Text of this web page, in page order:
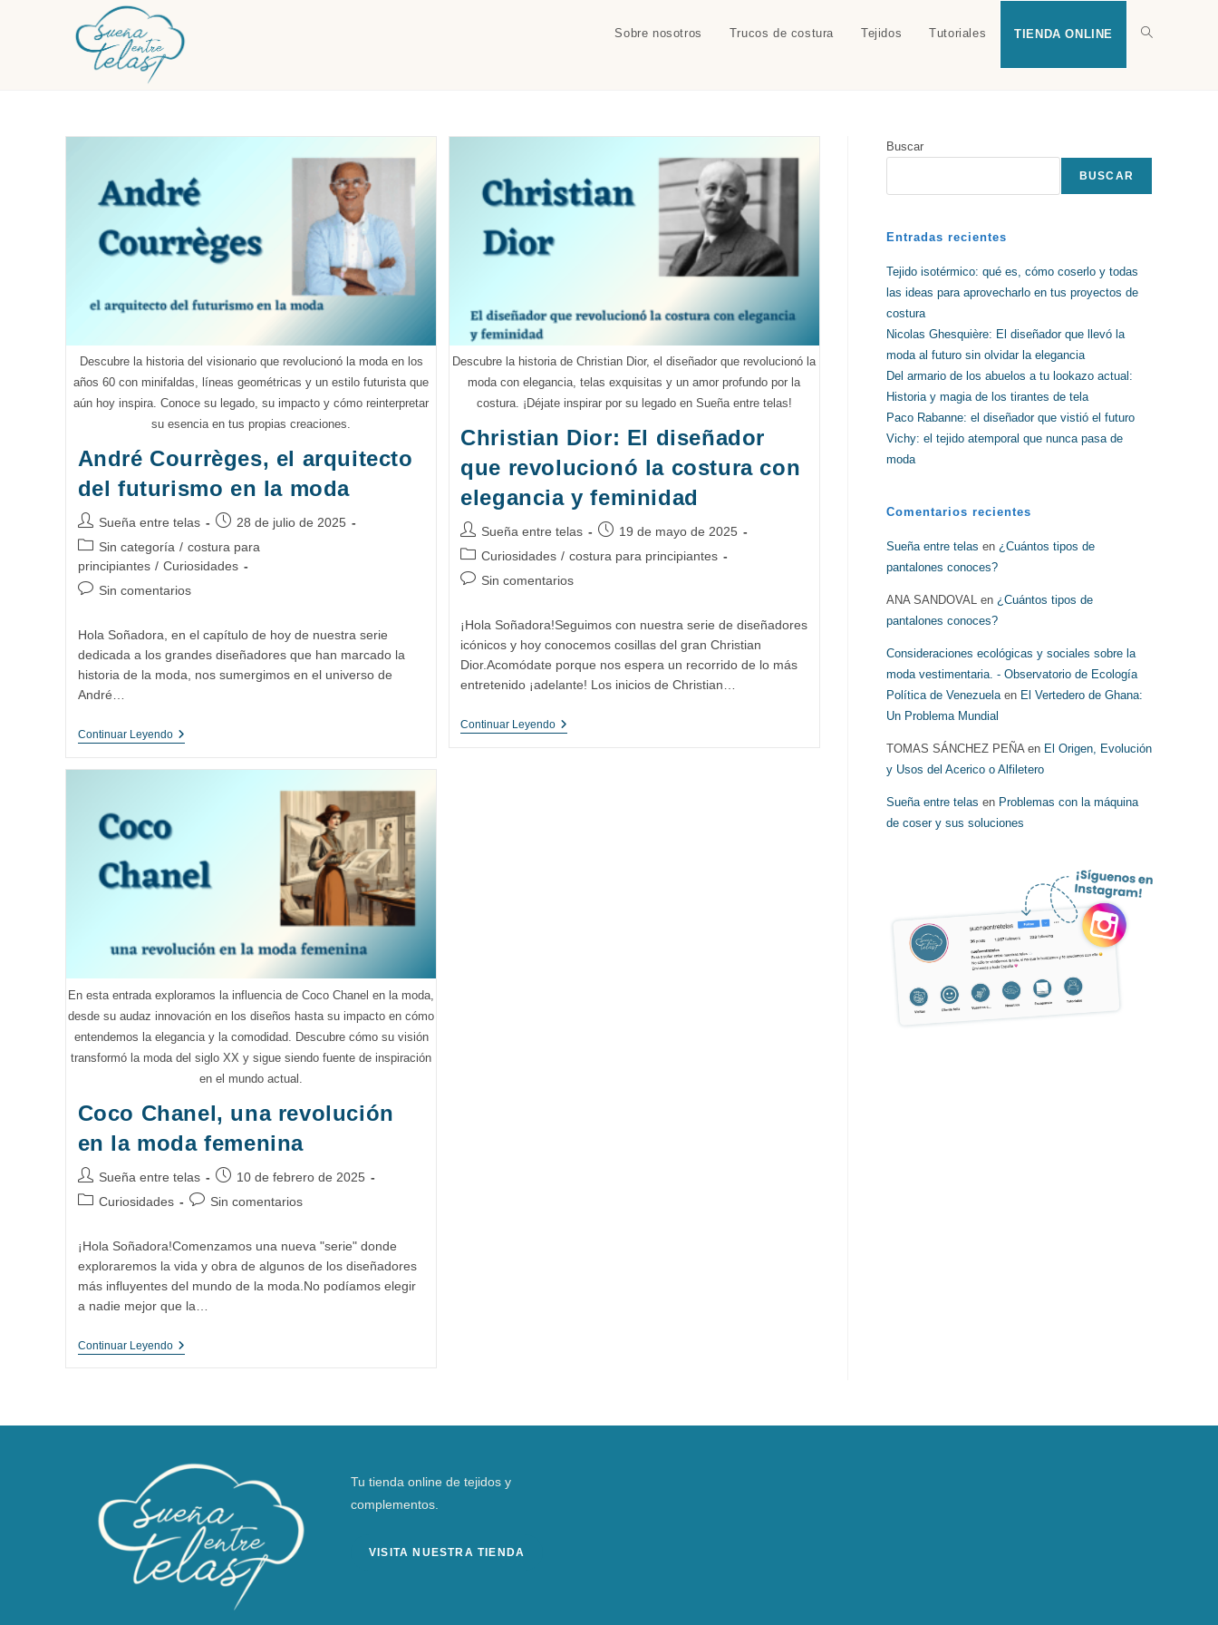
Sobre nosotros Trucos de costura Tejidos Tutoriales TIENDA ONLINE Alternar
Descubre la historia del visionario que revolucionó la moda en los
años 60 con minifaldas, líneas geométricas y un estilo futurista que
aún hoy inspira. Conoce su legado, su impacto y cómo reinterpretar
su esencia en tus propias creaciones.
André Courrèges, el arquitecto
del futurismo en la moda
Autor
de
entrada:
Sueña entre telas
Publicación
la
28 de julio de 2025
Categoría
de
la
Sin categoría / costura para
principiantes / Curiosidades
Comentarios
la
Sin comentarios
Hola Soñadora, en el capítulo de hoy de nuestra serie
dedicada a los grandes diseñadores que han marcado la
historia de la moda, nos sumergimos en el universo de
André…
Continuar LeyendoAndré
La
Descubre la historia de Christian Dior, el diseñador que revolucionó la
moda con elegancia, telas exquisitas y un amor profundo por la
costura. ¡Déjate inspirar por su legado en Sueña entre telas!
Christian Dior: El diseñador
que revolucionó la costura con
elegancia y feminidad
Autor
de
la
entrada:
Sueña entre telas
Publicación
19 de mayo de 2025
Categoría
de
Curiosidades / costura para principiantes
Comentarios
la
entrada:
Sin comentarios
¡Hola Soñadora!Seguimos con nuestra serie de diseñadores
icónicos y hoy conocemos cosillas del gran Christian
Dior.Acomódate porque nos espera un recorrido de lo más
entretenido ¡adelante! Los inicios de Christian…
Continuar LeyendoChristian
En esta entrada exploramos la influencia de Coco Chanel en la moda,
desde su audaz innovación en los diseños hasta su impacto en cómo
entendemos la elegancia y la comodidad. Descubre cómo su visión
transformó la moda del siglo XX y sigue siendo fuente de inspiración
en el mundo actual.
Coco Chanel, una revolución
en la moda femenina
Autor
de
Sueña entre telas
Publicación
de
10 de febrero de 2025
Categoría
entrada:
Curiosidades
Comentarios
Sin comentarios
¡Hola Soñadora!Comenzamos una nueva "serie" donde
exploraremos la vida y obra de algunos de los diseñadores
más influyentes del mundo de la moda.No podíamos elegir
a nadie mejor que la…
Continuar LeyendoCoco
Buscar
BUSCAR
Entradas recientes
Tejido isotérmico: qué es, cómo coserlo y todas
las ideas para aprovecharlo en tus proyectos de
costura
Nicolas Ghesquière: El diseñador que llevó la
moda al futuro sin olvidar la elegancia
Del armario de los abuelos a tu lookazo actual:
Historia y magia de los tirantes de tela
Paco Rabanne: el diseñador que vistió el futuro
Vichy: el tejido atemporal que nunca pasa de
moda
Comentarios recientes
Sueña entre telas en ¿Cuántos tipos de
pantalones conoces?
ANA SANDOVAL en ¿Cuántos tipos de
pantalones conoces?
Consideraciones ecológicas y sociales sobre la
moda vestimentaria. - Observatorio de Ecología
Política de Venezuelaen El Vertedero de Ghana:
Un Problema Mundial
TOMAS SÁNCHEZ PEÑAen El Origen, Evolución
y Usos del Acerico o Alfiletero
Sueña entre telas en Problemas con la máquina
de coser y sus soluciones
Tu tienda online de tejidos y
complementos.
VISITA NUESTRA TIENDA